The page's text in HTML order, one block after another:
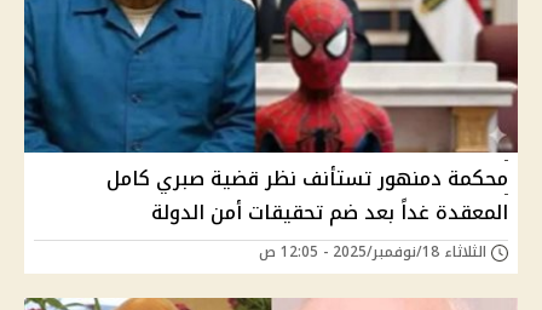
محكمة دمنهور تستأنف نظر قضية صبري كامل
المعقدة غداً بعد ضم تحقيقات أمن الدولة
الثلاثاء 18/نوفمبر/2025 - 12:05 ص